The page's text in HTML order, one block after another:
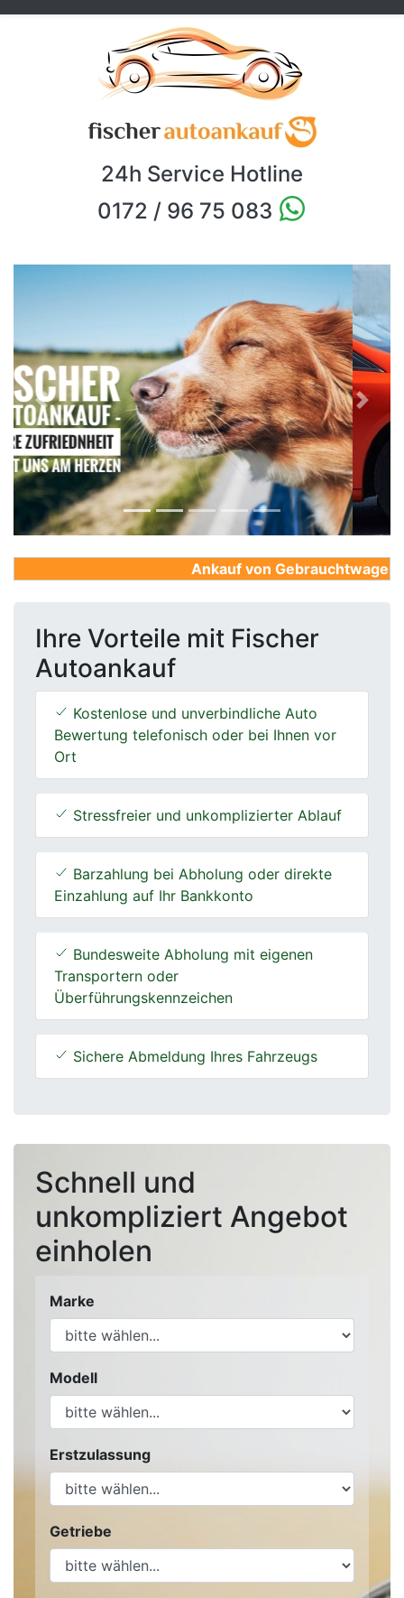
24h Service Hotline
0172 / 96 75 083
Previous Next
Ankauf von Gebrauchtwagen,
Ihre Vorteile mit Fischer
Autoankauf
Kostenlose und unverbindliche Auto
Bewertung telefonisch oder bei Ihnen vor
Ort
Stressfreier und unkomplizierter Ablauf
Barzahlung bei Abholung oder direkte
Einzahlung auf Ihr Bankkonto
Bundesweite Abholung mit eigenen
Transportern oder
Überführungskennzeichen
Sichere Abmeldung Ihres Fahrzeugs
Schnell und
unkompliziert Angebot
einholen
Marke
Modell
Erstzulassung
Getriebe